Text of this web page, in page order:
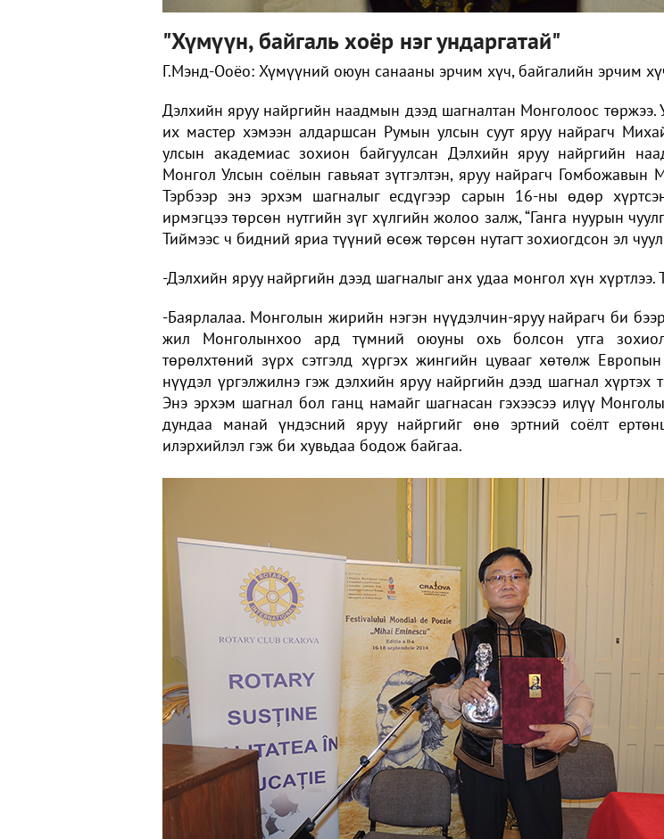
"Хүмүүн, байгаль хоёр нэг ундаргатай"
Г.Мэнд-Ооёо: Хүмүүний оюун санааны эрчим хүч, байгалийн эрчим
Дэлхийн яруу найргийн наадмын дээд шагналтан Монголоос төржээ.
их мастер хэмээн алдаршсан Румын улсын суут яруу найрагч
улсын академиас зохион байгуулсан Дэлхийн яруу найргийн
Монгол Улсын соёлын гавьяат зүтгэлтэн, яруу найрагч
Тэрбээр энэ эрхэм шагналыг есдүгээр сарын 16-ны өдөр
ирмэгцээ төрсөн нутгийн зүг хүлгийн жолоо залж, “Ганга нуурын
Тиймээс ч бидний яриа түүний өсөж төрсөн нутагт зохиогдсон эл
-Дэлхийн яруу найргийн дээд шагналыг анх удаа монгол хүн хүртлээ.
-Баярлалаа. Монголын жирийн нэгэн нүүдэлчин-яруу найрагч би
жил Монголынхоо ард түмний оюуны охь болсон утга
төрөлхтөний зүрх сэтгэлд хүргэх жингийн цувааг хөтөлж
нүүдэл үргэлжилнэ гэж дэлхийн яруу найргийн дээд шагнал хүртэх
Энэ эрхэм шагнал бол ганц намайг шагнасан гэхээсээ илүү
дундаа манай үндэсний яруу найргийг өнө эртний соёлт
илэрхийлэл гэж би хувьдаа бодож байгаа.